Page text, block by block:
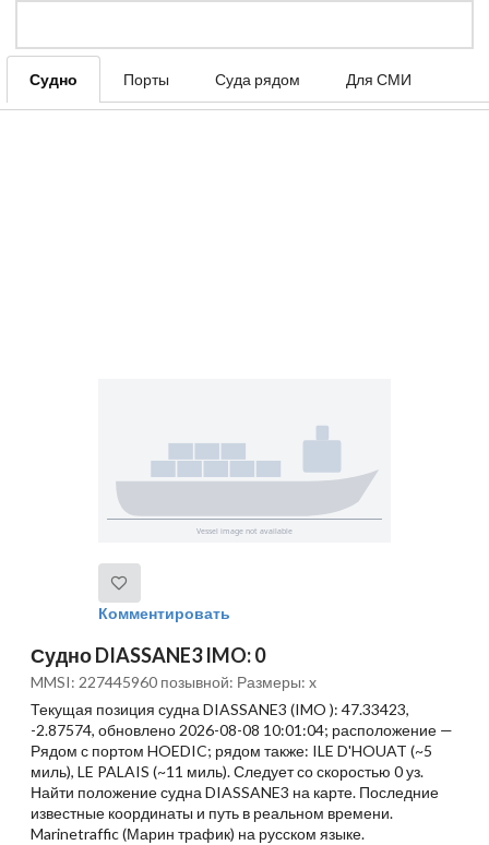
Судно Порты Суда рядом Для СМИ
Комментировать
Судно DIASSANE3 IMO: 0
MMSI: 227445960 позывной: Размеры: x
Текущая позиция судна DIASSANE3 (IMO ): 47.33423,
-2.87574, обновлено 2026-08-08 10:01:04; расположение —
Рядом с портом HOEDIC; рядом также: ILE D'HOUAT (~5
миль), LE PALAIS (~11 миль). Следует со скоростью 0 уз.
Найти положение судна DIASSANE3 на карте. Последние
известные координаты и путь в реальном времени.
Marinetraffic (Марин трафик) на русском языке.